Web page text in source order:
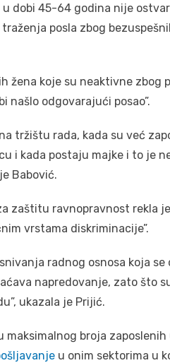
dobi 45-64 godina nije
posla zbog
žena koje su neaktivne zbog
našlo odgovarajući posao”.
tržištu rada, kada su već
i kada postaju majke i to je
Babović.
zaštitu ravnopravnost rekla
vrstama diskriminacije”.
radnog osnosa koja se
napredovanje, zato što
ukazala je Prijić.
maksimalnog broja
u onim sektorima u